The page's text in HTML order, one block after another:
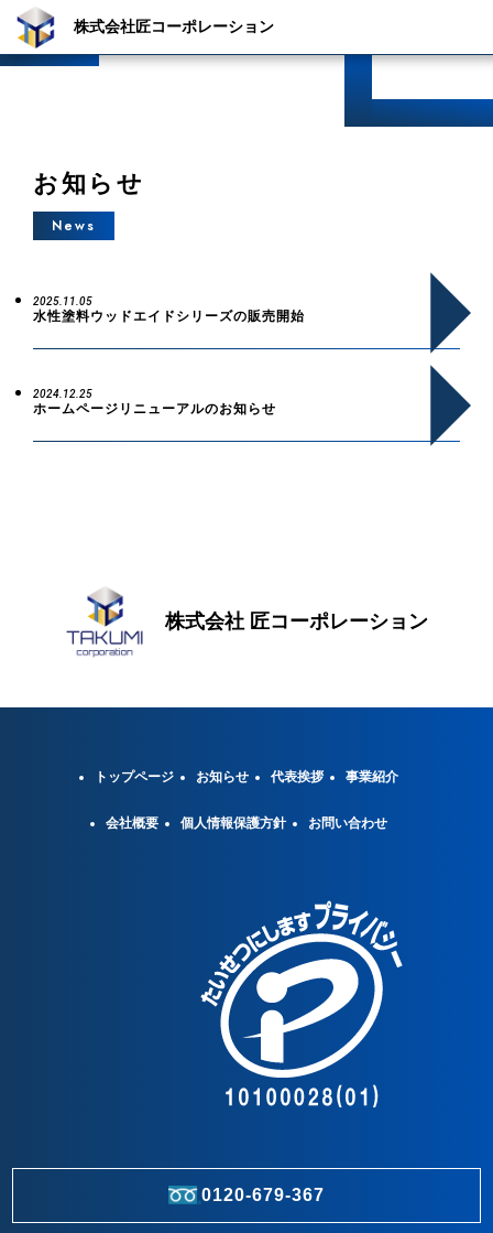
株式会社匠コーポレーション
お知らせ
News
2025.11.05
水性塗料ウッドエイドシリーズの販売開始
2024.12.25
ホームページリニューアルのお知らせ
株式会社 匠コーポレーション
トップページ お知らせ 代表挨拶 事業紹介
会社概要 個人情報保護方針 お問い合わせ
0120-679-367